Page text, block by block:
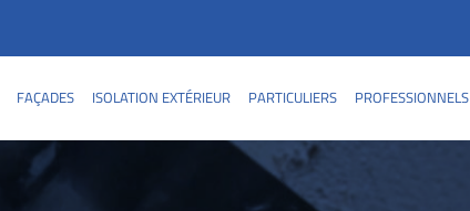
FAÇADES ISOLATION EXTÉRIEUR PARTICULIERS PROFESSIONNELS